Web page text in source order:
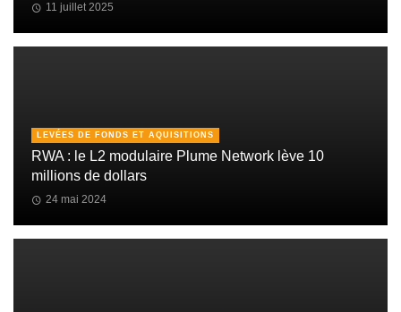
11 juillet 2025
LEVÉES DE FONDS ET AQUISITIONS
RWA : le L2 modulaire Plume Network lève 10
millions de dollars
24 mai 2024